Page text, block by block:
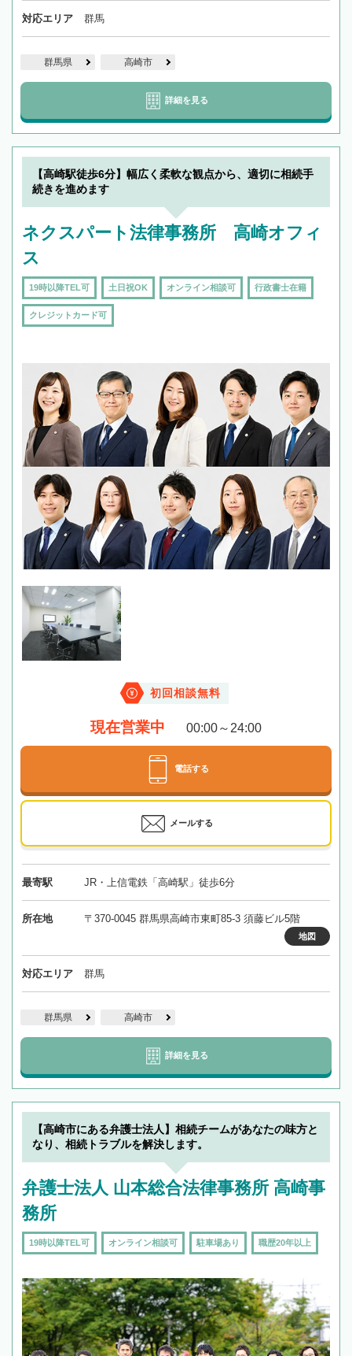
対応エリア 群馬
群馬県 高崎市
詳細を見る
【高崎駅徒歩6分】幅広く柔軟な観点から、適切に相続手
続きを進めます
ネクスパート法律事務所 高崎オフィ
ス
19時以降TEL可 土日祝OK オンライン相談可 行政書士在籍
クレジットカード可
初回相談無料
現在営業中 00:00～24:00
電話する
メールする
最寄駅 JR・上信電鉄「高崎駅」徒歩6分
所在地 〒370-0045 群馬県高崎市東町85-3 須藤ビル5階
地図
対応エリア 群馬
群馬県 高崎市
詳細を見る
【高崎市にある弁護士法人】相続チームがあなたの味方と
なり、相続トラブルを解決します。
弁護士法人 山本総合法律事務所 高崎事
務所
19時以降TEL可 オンライン相談可 駐車場あり 職歴20年以上